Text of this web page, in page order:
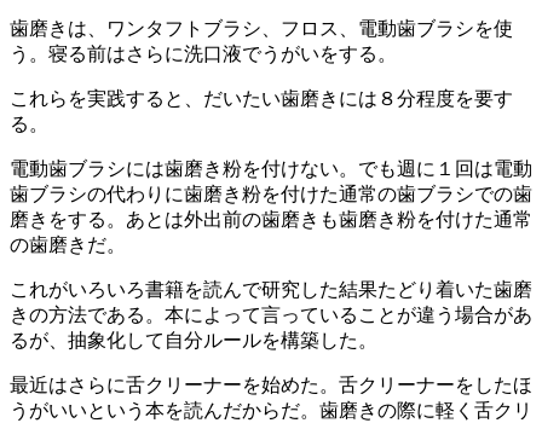
歯磨きは、ワンタフトブラシ、フロス、電動歯ブラシを使
う。寝る前はさらに洗口液でうがいをする。
これらを実践すると、だいたい歯磨きには８分程度を要す
る。
電動歯ブラシには歯磨き粉を付けない。でも週に１回は電動
歯ブラシの代わりに歯磨き粉を付けた通常の歯ブラシでの歯
磨きをする。あとは外出前の歯磨きも歯磨き粉を付けた通常
の歯磨きだ。
これがいろいろ書籍を読んで研究した結果たどり着いた歯磨
きの方法である。本によって言っていることが違う場合があ
るが、抽象化して自分ルールを構築した。
最近はさらに舌クリーナーを始めた。舌クリーナーをしたほ
うがいいという本を読んだからだ。歯磨きの際に軽く舌クリ